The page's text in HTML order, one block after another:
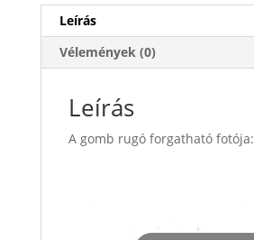
Leírás
Vélemények (0)
Leírás
A gomb rugó forgatható fotója: